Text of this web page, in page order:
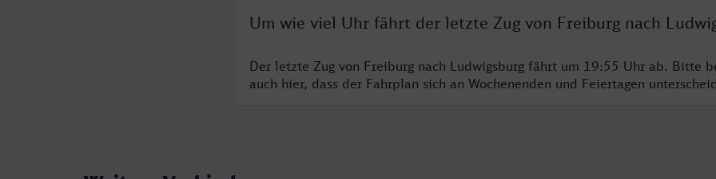
Um wie viel Uhr fährt der letzte Zug von Freiburg nach
Der letzte Zug von Freiburg nach Ludwigsburg fährt um 19:55 Uhr ab. Bitte
auch hier, dass der Fahrplan sich an Wochenenden und Feiertagen